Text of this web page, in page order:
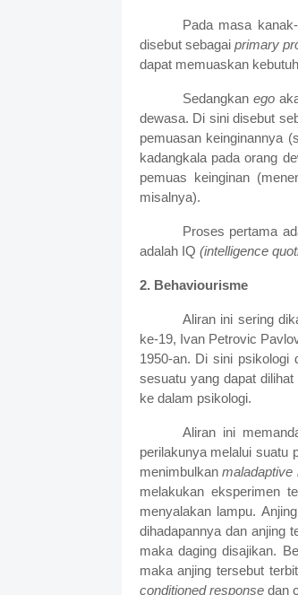
Pada masa
disebut sebagai primary
dapat memuaskan
Sedangkan ego
dewasa. Di sini disebut
pemuasan keinginannya
kadangkala pada orang
pemuas keinginan
misalnya).
Proses pertama
adalah IQ (intelligence
2. Behaviourisme
Aliran ini sering
ke-19, Ivan Petrovic
1950-an. Di sini psikologi
sesuatu yang dapat dilihat
ke dalam psikologi.
Aliran ini
perilakunya melalui suatu
menimbulkanmaladaptive
melakukan eksperimen
menyalakan lampu.
dihadapannya dan anjing
maka daging disajikan.
maka anjing tersebut
conditioned responsedan